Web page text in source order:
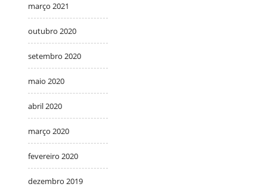
março 2021
outubro 2020
setembro 2020
maio 2020
abril 2020
março 2020
fevereiro 2020
dezembro 2019